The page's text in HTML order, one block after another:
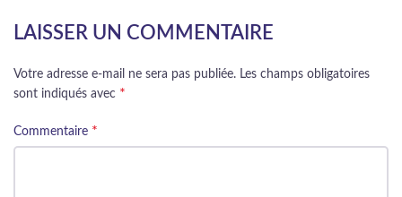
LAISSER UN COMMENTAIRE
Votre adresse e-mail ne sera pas publiée. Les champs obligatoires
sont indiqués avec *
Commentaire *